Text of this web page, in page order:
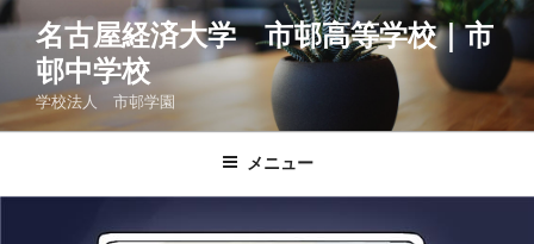
コ
ン
ツ
名古屋経済大学 市邨高等学校｜市
邨中学校
学校法人 市邨学園
メニュー